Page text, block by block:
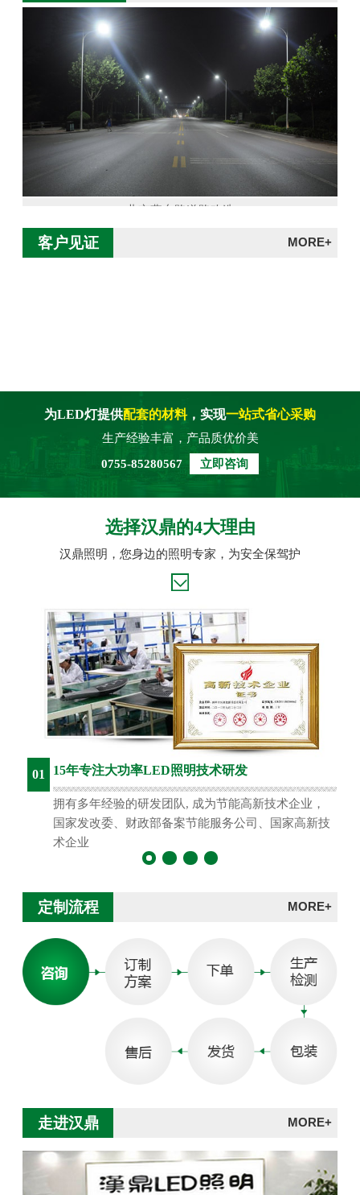
北京燕东路道路改造
客户见证 MORE+
为LED灯提供配套的材料，实现一站式省心采购
生产经验丰富，产品质优价美
0755-85280567
立即咨询
选择汉鼎的4大理由
汉鼎照明，您身边的照明专家，为安全保驾护
01 15年专注大功率LED照明技术研发
拥有多年经验的研发团队, 成为节能高新技术企业，
国家发改委、财政部备案节能服务公司、国家高新技
术企业
定制流程 MORE+
走进汉鼎 MORE+